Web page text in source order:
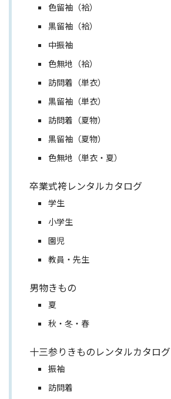
色留袖（袷）
黒留袖（袷）
中振袖
色無地（袷）
訪問着（単衣）
黒留袖（単衣）
訪問着（夏物）
黒留袖（夏物）
色無地（単衣・夏）
卒業式袴レンタルカタログ
学生
小学生
園児
教員・先生
男物きもの
夏
秋・冬・春
十三参りきものレンタルカタログ
振袖
訪問着